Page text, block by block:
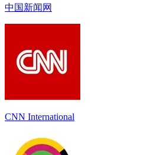
中国新闻网
CNN International